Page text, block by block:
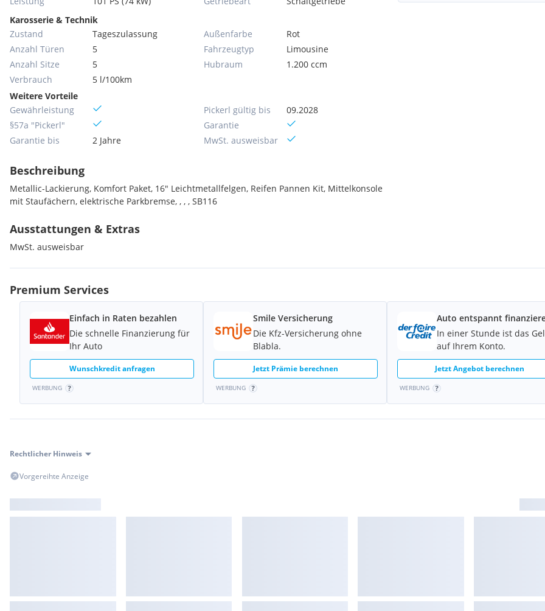
Karosserie & Technik
Zustand
Tageszulassung
Anzahl Türen
5
Anzahl Sitze
5
Verbrauch
5 l/100km
Außenfarbe
Rot
Fahrzeugtyp
Limousine
Hubraum
1.200 ccm
Weitere Vorteile
Gewährleistung
§57a "Pickerl"
Garantie bis
2 Jahre
Pickerl gültig bis
09.2028
Garantie
MwSt. ausweisbar
Beschreibung
Metallic-Lackierung, Komfort Paket, 16" Leichtmetallfelgen, Reifen Pannen Kit, Mittelkonsole
mit Staufächern, elektrische Parkbremse, , , , SB116
Ausstattungen & Extras
MwSt. ausweisbar
Premium Services
Einfach in Raten bezahlen
Die schnelle Finanzierung für
Ihr Auto
Wunschkredit anfragen
WERBUNG
Smile Versicherung
Die Kfz-Versicherung ohne
Blabla.
Jetzt Prämie berechnen
WERBUNG
Auto entspannt
In einer Stunde ist das
auf Ihrem Konto.
Jetzt Angebot berechnen
WERBUNG
Rechtlicher Hinweis
Vorgereihte Anzeige